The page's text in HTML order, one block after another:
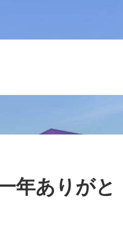
年ありがと